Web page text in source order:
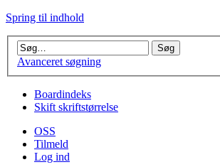
Spring til indhold
Avanceret søgning
Boardindeks
Skift skriftstørrelse
OSS
Tilmeld
Log ind